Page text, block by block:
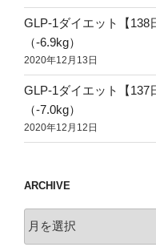
GLP-1ダイエット【138
（-6.9kg）
2020年12月13日
GLP-1ダイエット【137
（-7.0kg）
2020年12月12日
ARCHIVE